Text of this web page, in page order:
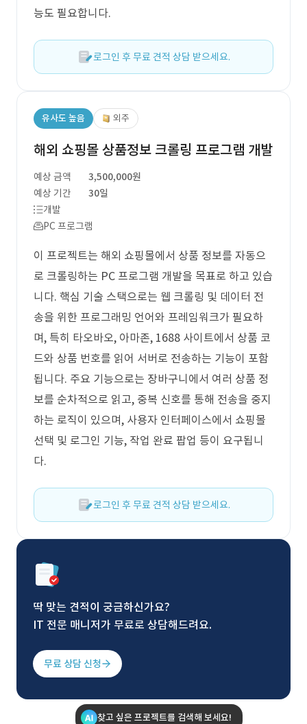
능도 필요합니다.
로그인 후 무료 견적 상담 받으세요.
유사도 높음 외주
해외 쇼핑몰 상품정보 크롤링 프로그램 개발
예상 금액
3,500,000원
예상 기간
30일
개발
PC 프로그램
이 프로젝트는 해외 쇼핑몰에서 상품 정보를 자동으
로 크롤링하는 PC 프로그램 개발을 목표로 하고 있습
니다. 핵심 기술 스택으로는 웹 크롤링 및 데이터 전
송을 위한 프로그래밍 언어와 프레임워크가 필요하
며, 특히 타오바오, 아마존, 1688 사이트에서 상품 코
드와 상품 번호를 읽어 서버로 전송하는 기능이 포함
됩니다. 주요 기능으로는 장바구니에서 여러 상품 정
보를 순차적으로 읽고, 중복 신호를 통해 전송을 중지
하는 로직이 있으며, 사용자 인터페이스에서 쇼핑몰
선택 및 로그인 기능, 작업 완료 팝업 등이 요구됩니
다.
로그인 후 무료 견적 상담 받으세요.
딱 맞는 견적이 궁금하신가요?
IT 전문 매니저가 무료로 상담해드려요.
무료 상담 신청
찾고 싶은 프로젝트를 검색해 보세요!